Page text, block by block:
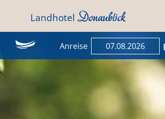
Landhotel Donaublick
Anreise